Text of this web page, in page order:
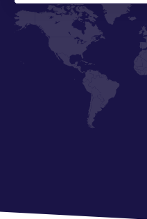
Asie
Europe
Amérique du Nord